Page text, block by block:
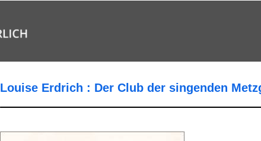
Louise Erdrich : Der Club der singenden